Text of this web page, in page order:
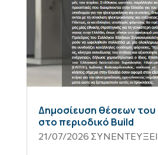
Δημοσίευση θέσεων του
στο περιοδικό Build
21/07/2026